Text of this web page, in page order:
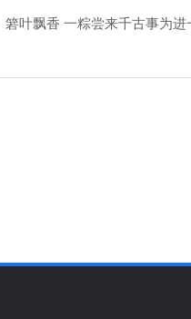
叶飘香 一粽尝来千古事为进